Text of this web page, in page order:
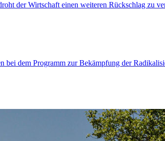
der Wirtschaft einen weiteren Rückschlag zu
bei dem Programm zur Bekämpfung der